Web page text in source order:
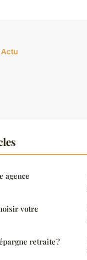
agence
votre
retraite ?